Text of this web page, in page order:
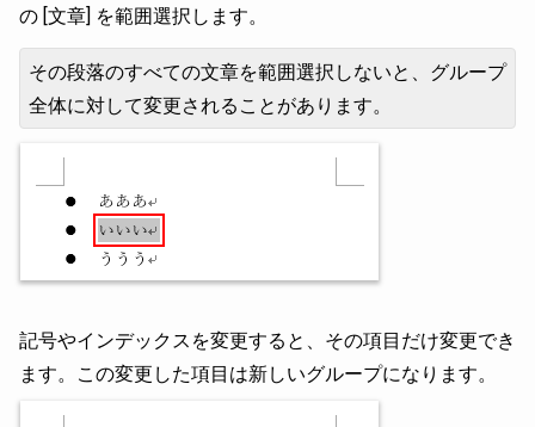
の [文章] を範囲選択します。
その段落のすべての文章を範囲選択しないと、グループ
全体に対して変更されることがあります。
記号やインデックスを変更すると、その項目だけ変更でき
ます。この変更した項目は新しいグループになります。